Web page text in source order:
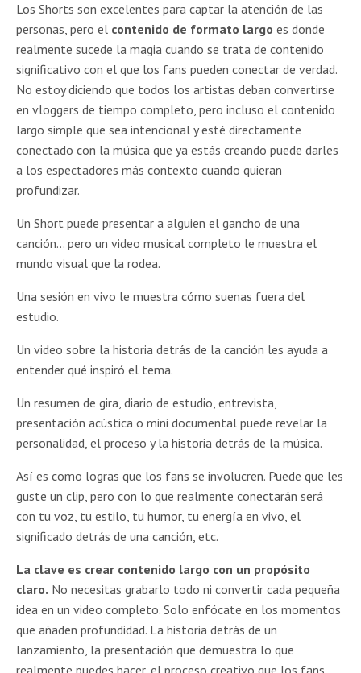
Los Shorts son excelentes para captar la atención de las
personas, pero el contenido de formato largo es donde
realmente sucede la magia cuando se trata de contenido
significativo con el que los fans pueden conectar de verdad.
No estoy diciendo que todos los artistas deban convertirse
en vloggers de tiempo completo, pero incluso el contenido
largo simple que sea intencional y esté directamente
conectado con la música que ya estás creando puede darles
a los espectadores más contexto cuando quieran
profundizar.
Un Short puede presentar a alguien el gancho de una
canción… pero un video musical completo le muestra el
mundo visual que la rodea.
Una sesión en vivo le muestra cómo suenas fuera del
estudio.
Un video sobre la historia detrás de la canción les ayuda a
entender qué inspiró el tema.
Un resumen de gira, diario de estudio, entrevista,
presentación acústica o mini documental puede revelar la
personalidad, el proceso y la historia detrás de la música.
Así es como logras que los fans se involucren. Puede que les
guste un clip, pero con lo que realmente conectarán será
con tu voz, tu estilo, tu humor, tu energía en vivo, el
significado detrás de una canción, etc.
La clave es crear contenido largo con un propósito
claro. No necesitas grabarlo todo ni convertir cada pequeña
idea en un video completo. Solo enfócate en los momentos
que añaden profundidad. La historia detrás de un
lanzamiento, la presentación que demuestra lo que